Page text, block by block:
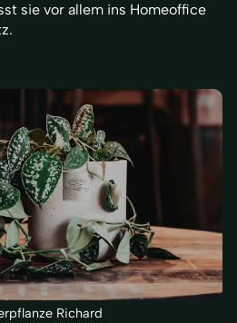
sie vor allem ins Homeoffice
Richard